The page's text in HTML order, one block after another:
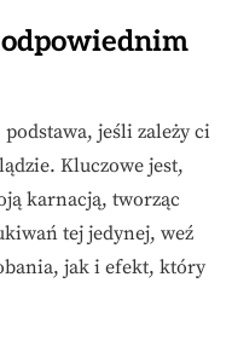
jeśli zależy ci
Kluczowe jest,
karnacją, tworząc
tej jedynej, weź
jak i efekt, który